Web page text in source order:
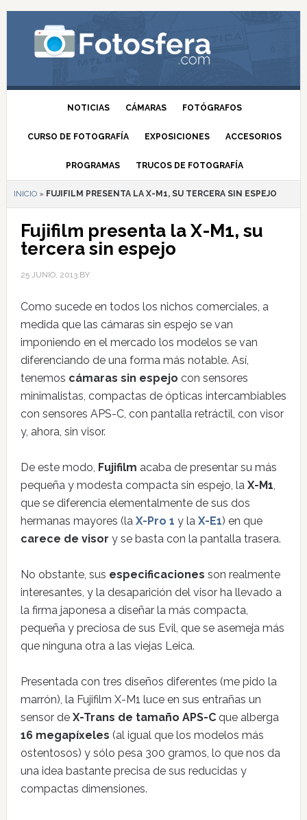
NOTICIAS CÁMARAS FOTÓGRAFOS
CURSO DE FOTOGRAFÍA EXPOSICIONES ACCESORIOS
PROGRAMAS TRUCOS DE FOTOGRAFÍA
INICIO» FUJIFILM PRESENTA LA X-M1, SU TERCERA SIN ESPEJO
Fujifilm presenta la X-M1, su
tercera sin espejo
25 JUNIO, 2013BY
Como sucede en todos los nichos comerciales, a
medida que las cámaras sin espejo se van
imponiendo en el mercado los modelos se van
diferenciando de una forma más notable. Así,
tenemos cámaras sin espejo con sensores
minimalistas, compactas de ópticas intercambiables
con sensores APS-C, con pantalla retráctil, con visor
y, ahora, sin visor.
De este modo, Fujifilm acaba de presentar su más
pequeña y modesta compacta sin espejo, la X-M1,
que se diferencia elementalmente de sus dos
hermanas mayores (la X-Pro 1 y la X-E1) en que
carece de visor y se basta con la pantalla trasera.
No obstante, sus especificaciones son realmente
interesantes, y la desaparición del visor ha llevado a
la firma japonesa a diseñar la más compacta,
pequeña y preciosa de sus Evil, que se asemeja más
que ninguna otra a las viejas Leica.
Presentada con tres diseños diferentes (me pido la
marrón), la Fujifilm X-M1 luce en sus entrañas un
sensor de X-Trans de tamaño APS-Cque alberga
16 megapíxeles (al igual que los modelos más
ostentosos) y sólo pesa 300 gramos, lo que nos da
una idea bastante precisa de sus reducidas y
compactas dimensiones.